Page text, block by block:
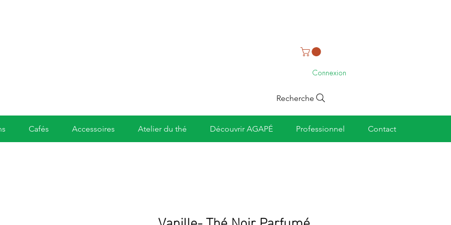
Connexion
Recherche
Cafés Accessoires Atelier du thé Découvrir AGAPÉ Professionnel Contact